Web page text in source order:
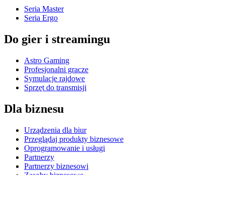
Seria Master
Seria Ergo
Do gier i streamingu
Astro Gaming
Profesjonalni gracze
Symulacje rajdowe
Sprzęt do transmisji
Dla biznesu
Urządzenia dla biur
Przeglądaj produkty biznesowe
Oprogramowanie i usługi
Partnerzy
Partnerzy biznesowi
Zasoby biznesowe